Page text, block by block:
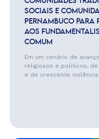
SOCIAIS E
PERNAMBUCO PARA
AOS
COMUM
Em um cenário de
religiosos e políticos,
e de crescente violência